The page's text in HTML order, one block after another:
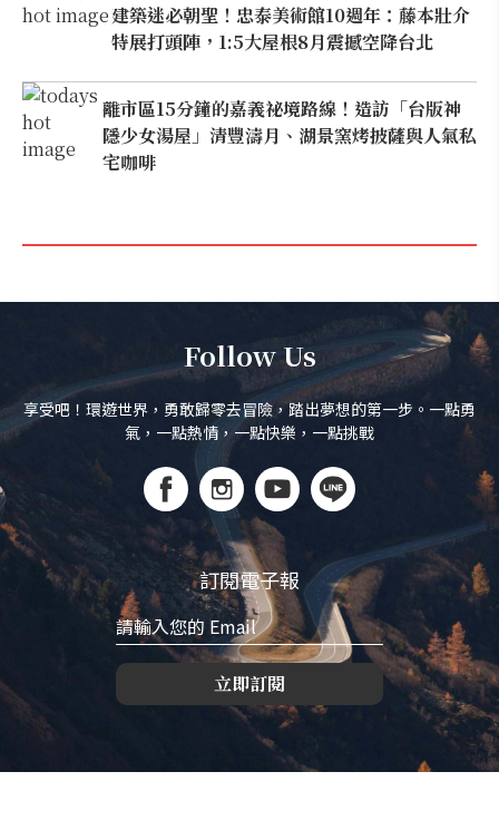
建築迷必朝聖！忠泰美術館10週年：藤本壯介
特展打頭陣，1:5大屋根8月震撼空降台北
離市區15分鐘的嘉義祕境路線！造訪「台版神
隱少女湯屋」清豐濤月、湖景窯烤披薩與人氣私
宅咖啡
Follow Us
享受吧！環遊世界，勇敢歸零去冒險，踏出夢想的第一步。一點勇
氣，一點熱情，一點快樂，一點挑戰
訂閱電子報
立即訂閱